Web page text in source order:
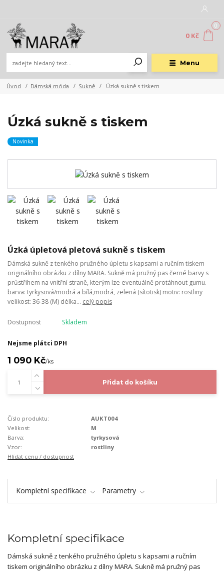
Menu
0
0 Kč
Úvod Dámská móda Sukně Úzká sukně s tiskem
Úzká sukně s tiskem
Novinka
Úzká úpletová pletová sukně s tiskem
Dámská sukně z tenkého pružného úpletu s kapsami a ručním tiskem
originálního obrázku z dílny MARA. Sukně má pružný pas černé barvy s
průstřihem na vnitřní straně, kterým lze eventuálně protáhnout gumu.
barva: tyrkysová/modrá a bílá,modrá, zelená (sítotisk) motiv: rostliny
velikost: 36-38 (M) délka... celý popis
Dostupnost Skladem
Nejsme plátci DPH
1 090 Kč/ks
Přidat do košíku
Číslo produktu:
AUKT004
Velikost:
M
Barva:
tyrkysová
Vzor:
rostliny
Hlídat cenu / dostupnost
Kompletní specifikace Parametry
Kompletní specifikace
Dámská sukně z tenkého pružného úpletu s kapsami a ručním
tiskem originálního obrázku z dílny MARA. Sukně má pružný pas